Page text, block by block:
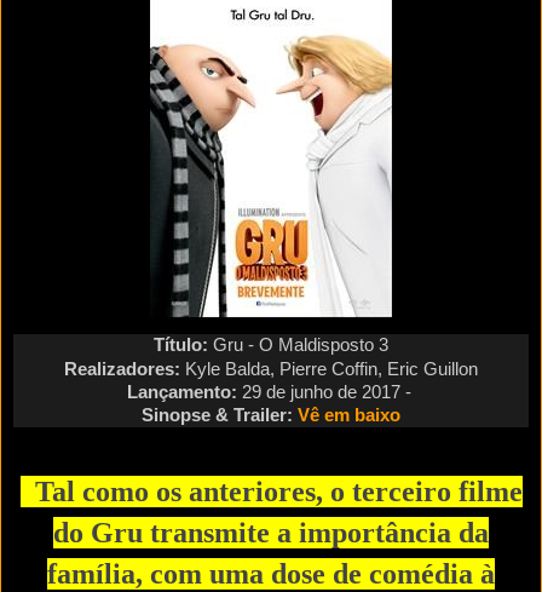
Título: Gru - O Maldisposto 3
Realizadores: Kyle Balda, Pierre Coffin, Eric Guillon
Lançamento: 29 de junho de 2017 -
Sinopse & Trailer: Vê em baixo
Tal como os anteriores, o terceiro filme
do Gru transmite a importância da
família, com uma dose de comédia à